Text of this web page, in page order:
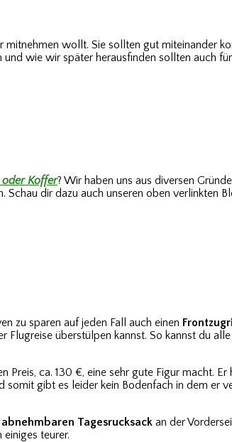
mitnehmen wollt. Sie sollten gut miteinander
wie wir später herausfinden sollten auch
oder Koffer? Wir haben uns aus diversen
Schau dir dazu auch unseren oben verlinkten
zu sparen auf jeden Fall auch einen
Flugreise überstülpen kannst. So kannst du
Preis, ca. 130 €, eine sehr gute Figur macht.
somit gibt es leider kein Bodenfach in dem er
abnehmbaren Tagesrucksack an der
teurer.